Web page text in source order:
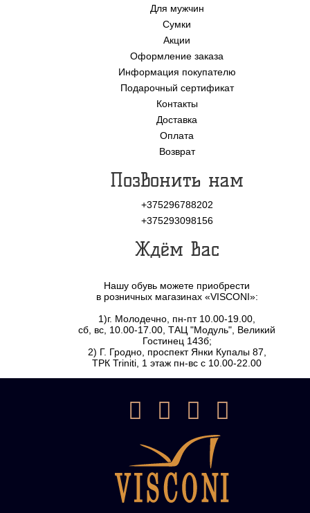
Для мужчин
Сумки
Акции
Оформление заказа
Информация покупателю
Подарочный сертификат
Контакты
Доставка
Оплата
Возврат
Позвонить нам
+375296788202
+375293098156
Ждём Вас
Нашу обувь можете приобрести
в розничных магазинах «VISCONI»:
1)г. Молодечно, пн-пт 10.00-19.00,
сб, вс, 10.00-17.00, ТАЦ "Модуль", Великий
Гостинец 143б;
2) Г. Гродно, проспект Янки Купалы 87,
ТРК Triniti, 1 этаж пн-вс с 10.00-22.00